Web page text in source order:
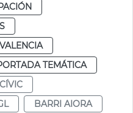
VALENCIA
TEMÁTICA
BARRI AIORA